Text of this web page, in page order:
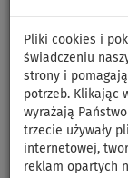
Pliki cookies i
świadczeniu
strony i
potrzeb. Klikając
wyrażają
trzecie używały
internetowej,
reklam opartych
Deska
model